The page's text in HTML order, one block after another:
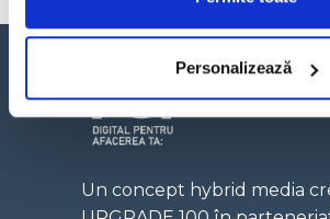
Personalizează
Un concept hybrid media